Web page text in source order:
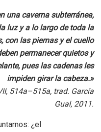
una caverna subterránea,
luz y a lo largo de toda la
con las piernas y el cuello
permanecer quietos y
pues las cadenas les
impiden girar la cabeza.»
514a–515a, trad. García
Gual, 2011.
¿el